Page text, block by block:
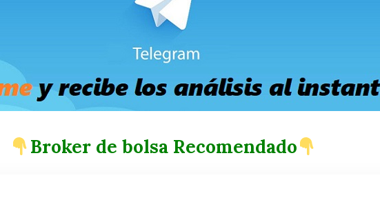
Broker de bolsa Recomendado